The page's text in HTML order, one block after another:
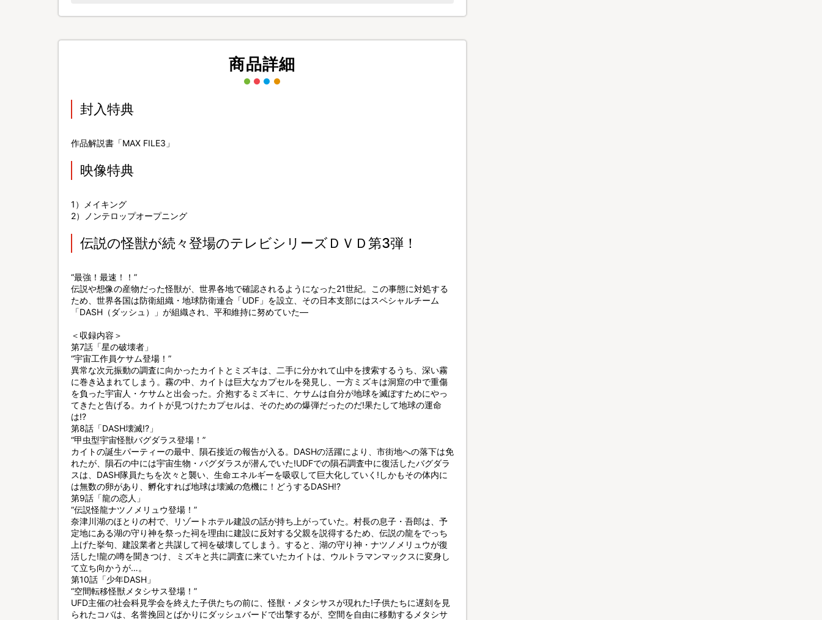
商品詳細
封入特典
作品解説書「MAX FILE3」
映像特典
1）メイキング
2）ノンテロップオープニング
伝説の怪獣が続々登場のテレビシリーズＤＶＤ第3弾！
“最強！最速！！”
伝説や想像の産物だった怪獣が、世界各地で確認されるようになった21世紀。この事態に対処する
ため、世界各国は防衛組織・地球防衛連合「UDF」を設立、その日本支部にはスペシャルチーム
「DASH（ダッシュ）」が組織され、平和維持に努めていた―
＜収録内容＞
第7話「星の破壊者」
“宇宙工作員ケサム登場！”
異常な次元振動の調査に向かったカイトとミズキは、二手に分かれて山中を捜索するうち、深い霧
に巻き込まれてしまう。霧の中、カイトは巨大なカプセルを発見し、一方ミズキは洞窟の中で重傷
を負った宇宙人・ケサムと出会った。介抱するミズキに、ケサムは自分が地球を滅ぼすためにやっ
てきたと告げる。カイトが見つけたカプセルは、そのための爆弾だったのだ!果たして地球の運命
は!?
第8話「DASH壊滅!?」
“甲虫型宇宙怪獣バグダラス登場！”
カイトの誕生パーティーの最中、隕石接近の報告が入る。DASHの活躍により、市街地への落下は免
れたが、隕石の中には宇宙生物・バグダラスが潜んでいた!UDFでの隕石調査中に復活したバグダラ
スは、DASH隊員たちを次々と襲い、生命エネルギーを吸収して巨大化していく!しかもその体内に
は無数の卵があり、孵化すれば地球は壊滅の危機に！どうするDASH!?
第9話「龍の恋人」
“伝説怪龍ナツノメリュウ登場！”
奈津川湖のほとりの村で、リゾートホテル建設の話が持ち上がっていた。村長の息子・吾郎は、予
定地にある湖の守り神を祭った祠を理由に建設に反対する父親を説得するため、伝説の龍をでっち
上げた挙句、建設業者と共謀して祠を破壊してしまう。すると、湖の守り神・ナツノメリュウが復
活した!龍の噂を聞きつけ、ミズキと共に調査に来ていたカイトは、ウルトラマンマックスに変身し
て立ち向かうが…。
第10話「少年DASH」
“空間転移怪獣メタシサス登場！”
UFD主催の社会科見学会を終えた子供たちの前に、怪獣・メタシサスが現れた!子供たちに遅刻を見
られたコバは、名誉挽回とばかりにダッシュバードで出撃するが、空間を自由に移動するメタシサ